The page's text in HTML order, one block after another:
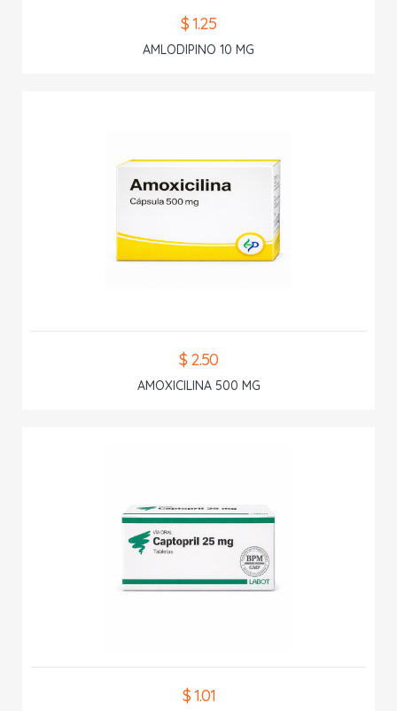
$ 1.25
AMLODIPINO 10 MG
$ 2.50
AMOXICILINA 500 MG
$ 1.01